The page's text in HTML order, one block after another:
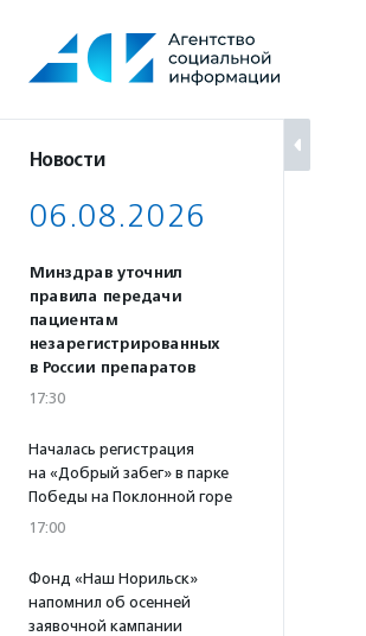
содержанию
Новости
06.08.2026
Минздрав уточнил
правила передачи
пациентам
незарегистрированных
в России препаратов
17:30
Началась регистрация
на «Добрый забег» в парке
Победы на Поклонной горе
17:00
Фонд «Наш Норильск»
напомнил об осенней
заявочной кампании